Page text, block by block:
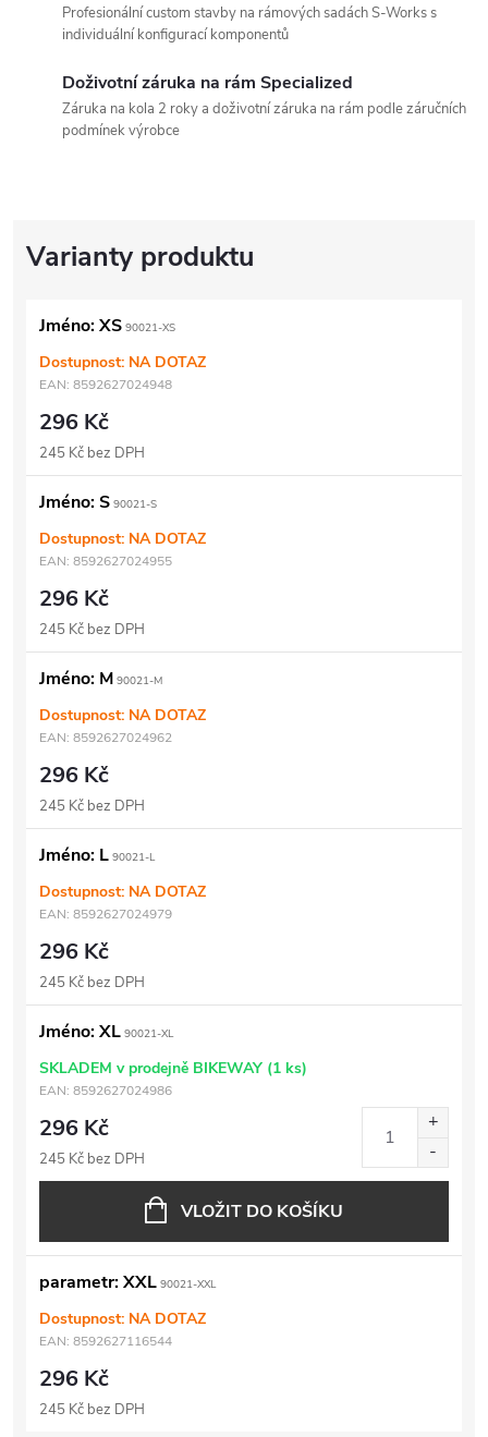
Profesionální custom stavby na rámových sadách S-Works s
individuální konfigurací komponentů
Doživotní záruka na rám Specialized
Záruka na kola 2 roky a doživotní záruka na rám podle záručních
podmínek výrobce
Jméno: XS 90021-XS
Dostupnost: NA DOTAZ
EAN: 8592627024948
296 Kč
245 Kč bez DPH
Jméno: S 90021-S
Dostupnost: NA DOTAZ
EAN: 8592627024955
296 Kč
245 Kč bez DPH
Jméno: M 90021-M
Dostupnost: NA DOTAZ
EAN: 8592627024962
296 Kč
245 Kč bez DPH
Jméno: L 90021-L
Dostupnost: NA DOTAZ
EAN: 8592627024979
296 Kč
245 Kč bez DPH
Jméno: XL 90021-XL
SKLADEM v prodejně BIKEWAY (1 ks)
EAN: 8592627024986
296 Kč
245 Kč bez DPH
VLOŽIT DO KOŠÍKU
parametr: XXL 90021-XXL
Dostupnost: NA DOTAZ
EAN: 8592627116544
296 Kč
245 Kč bez DPH